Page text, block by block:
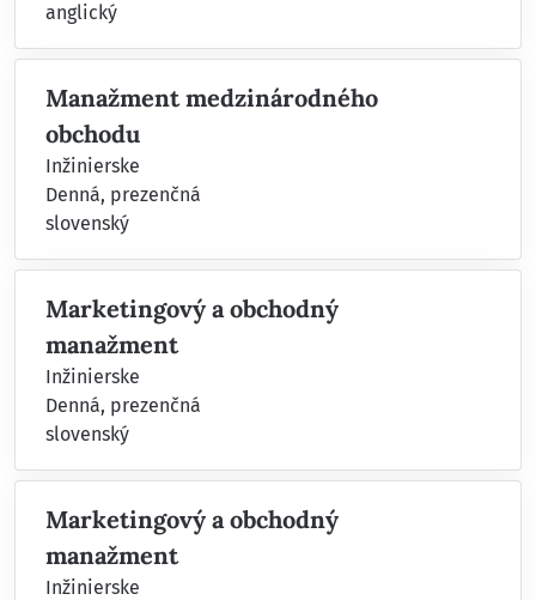
anglický
Manažment medzinárodného
obchodu
Inžinierske
Denná, prezenčná
slovenský
Marketingový a obchodný
manažment
Inžinierske
Denná, prezenčná
slovenský
Marketingový a obchodný
manažment
Inžinierske